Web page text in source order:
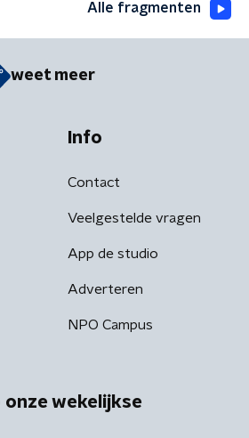
Alle fragmenten
weet meer
Info
Contact
Veelgestelde vragen
App de studio
Adverteren
NPO Campus
wekelijkse